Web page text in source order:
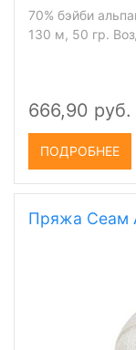
70% бэйби
130 м, 50 гр.
666,90 руб.
ПОДРОБНЕЕ
Пряжа Сеам